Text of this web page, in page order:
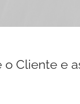
o Cliente e